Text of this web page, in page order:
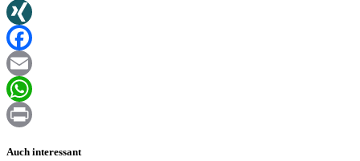
Twitter
XING
Facebook
Email
WhatsApp
Auch interessant